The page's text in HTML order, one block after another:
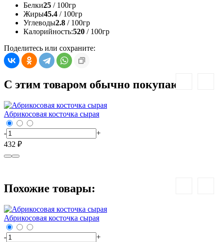
Белки25 / 100гр
Жиры45.4 / 100гр
Углеводы2.8 / 100гр
Калорийность:520 / 100гр
Поделитесь или сохраните:
С этим товаром обычно покупают:
Абрикосовая косточка сырая
-
+
432 ₽
Похожие товары:
Абрикосовая косточка сырая
-
+